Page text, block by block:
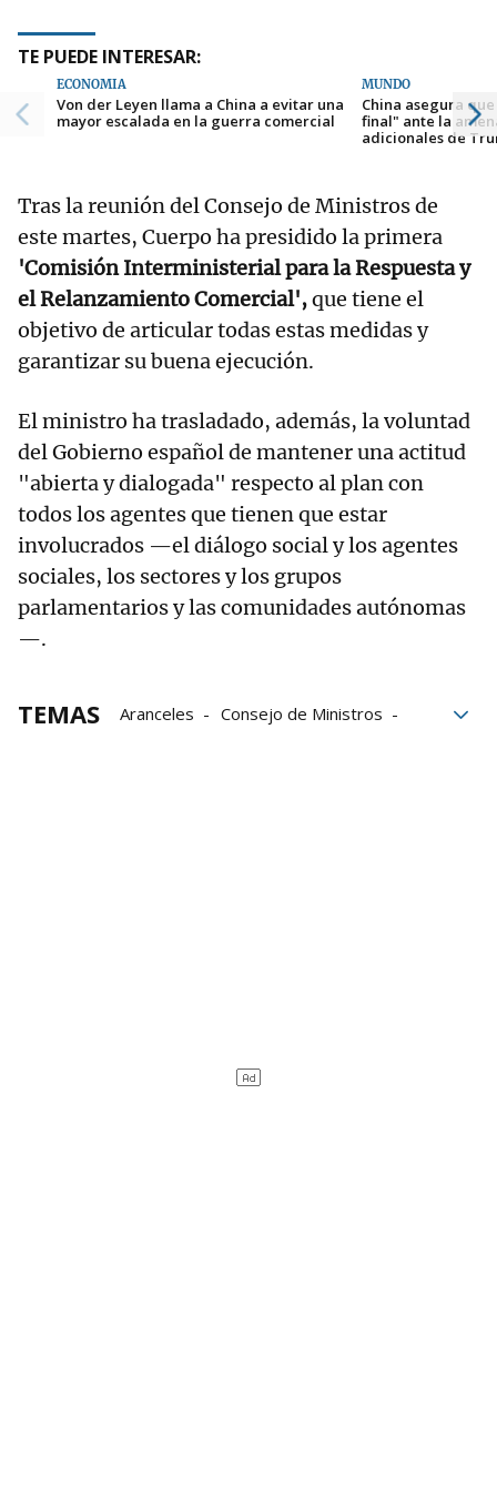
TE PUEDE INTERESAR:
ECONOMÍA
Von der Leyen llama a China a evitar una
mayor escalada en la guerra comercial
MUNDO
China asegura
final" ante la
adicionales de
Tras la reunión del Consejo de Ministros de
este martes, Cuerpo ha presidido la primera
'Comisión Interministerial para la Respuesta y
el Relanzamiento Comercial',que tiene el
objetivo de articular todas estas medidas y
garantizar su buena ejecución.
El ministro ha trasladado, además, la voluntad
del Gobierno español de mantener una actitud
"abierta y dialogada" respecto al plan con
todos los agentes que tienen que estar
involucrados —el diálogo social y los agentes
sociales, los sectores y los grupos
parlamentarios y las comunidades autónomas
—.
TEMAS Aranceles
Consejo de Ministros